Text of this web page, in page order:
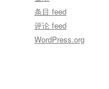
条目 feed
评论 feed
WordPress.org